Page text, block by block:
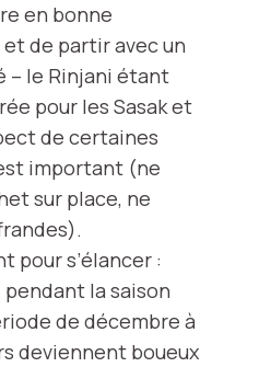
en bonne
de partir avec un
– le Rinjani étant
pour les Sasak et
de certaines
important (ne
sur place, ne
pour s’élancer :
pendant la saison
de décembre à
deviennent boueux